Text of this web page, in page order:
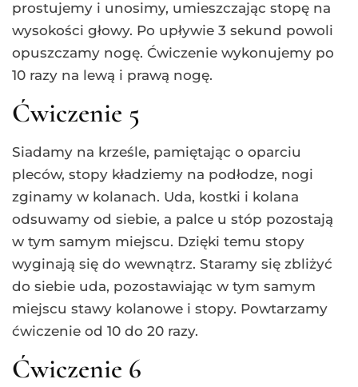
prostujemy i unosimy, umieszczając stopę na
wysokości głowy. Po upływie 3 sekund powoli
opuszczamy nogę. Ćwiczenie wykonujemy po
10 razy na lewą i prawą nogę.
Ćwiczenie 5
Siadamy na krześle, pamiętając o oparciu
pleców, stopy kładziemy na podłodze, nogi
zginamy w kolanach. Uda, kostki i kolana
odsuwamy od siebie, a palce u stóp pozostają
w tym samym miejscu. Dzięki temu stopy
wyginają się do wewnątrz. Staramy się zbliżyć
do siebie uda, pozostawiając w tym samym
miejscu stawy kolanowe i stopy. Powtarzamy
ćwiczenie od 10 do 20 razy.
Ćwiczenie 6